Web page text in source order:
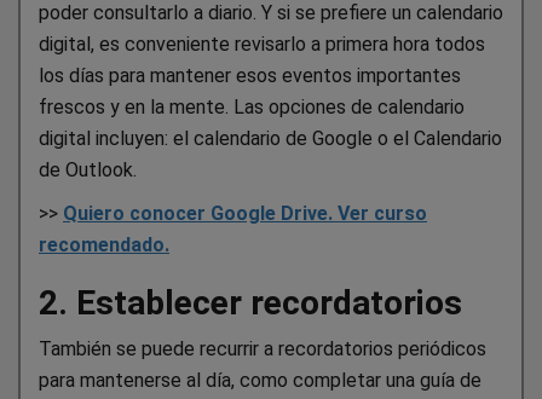
poder consultarlo a diario. Y si se prefiere un calendario
digital, es conveniente revisarlo a primera hora todos
los días para mantener esos eventos importantes
frescos y en la mente. Las opciones de calendario
digital incluyen: el calendario de Google o el Calendario
de Outlook.
>> Quiero conocer Google Drive. Ver curso
recomendado.
2. Establecer recordatorios
También se puede recurrir a recordatorios periódicos
para mantenerse al día, como completar una guía de